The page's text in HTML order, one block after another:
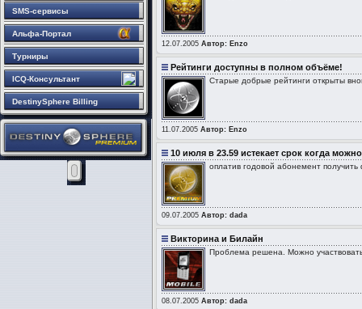
SMS-сервисы
Альфа-Портал
Турниры
ICQ-Консультант
DestinySphere Billing
12.07.2005 Автор: Enzo
Рейтинги доступны в полном объёме!
Старые добрые рейтинги открыты
11.07.2005 Автор: Enzo
10 июля в 23.59 истекает срок когда можно
оплатив годовой абонемент
09.07.2005 Автор: dada
Викторина и Билайн
Проблема решена. Можно
08.07.2005 Автор: dada